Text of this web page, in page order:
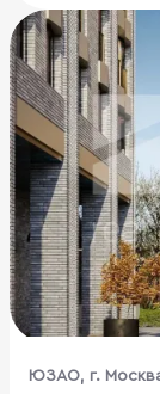
ЮЗАО, г.